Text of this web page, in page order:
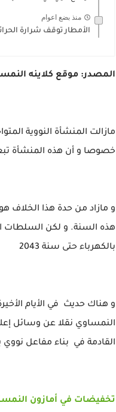
منذ بضع اعوام
الأمطار توقف شرارة
المصدر: موقع كلاينه
مازالت المنشأة النووية
خصوصا و أن هذه المنشأة تبعد فقط ب 70 كيلوميتر
هذه السنة. و لكن السلطات
بالكهرباء حتى سنة 2043
و هناك حديث في الأيام
النمساوي نقلا عن وسائل
القادمة في بناء مفاعل نووي
تخفيضات في أمازون النمسا